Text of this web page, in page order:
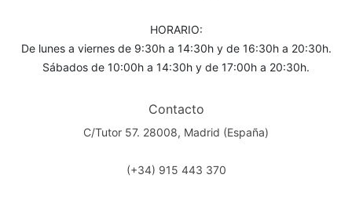
HORARIO:
De lunes a viernes de 9:30h a 14:30h y de 16:30h a 20:30h.
Sábados de 10:00h a 14:30h y de 17:00h a 20:30h.
Contacto
C/Tutor 57. 28008, Madrid (España)
(+34) 915 443 370